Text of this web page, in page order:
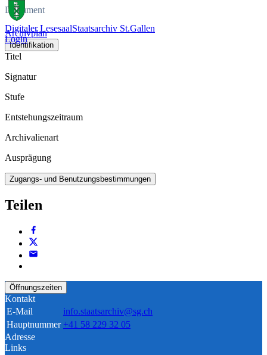
Digitaler LesesaalStaatsarchiv St.Gallen
Login
Dokument
Archivplan
Identifikation
Titel
Signatur
Stufe
Entstehungszeitraum
Archivalienart
Ausprägung
Zugangs- und Benutzungsbestimmungen
Teilen
Öffnungszeiten
Kontakt
E-Mail
info.staatsarchiv@sg.ch
Hauptnummer +41 58 229 32 05
Adresse
Links